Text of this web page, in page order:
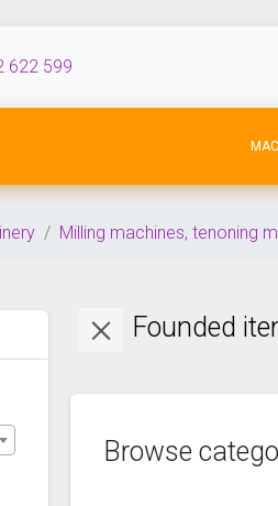
622 599
Milling machines, tenoning
Founded
Browse